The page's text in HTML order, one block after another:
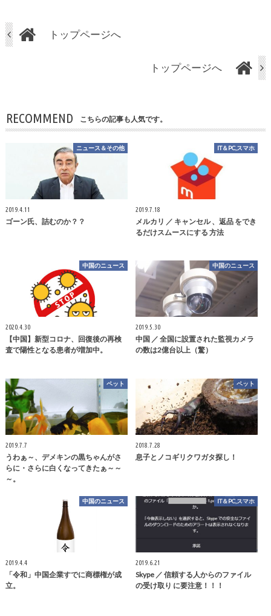
トップページへ
トップページへ
RECOMMEND こちらの記事も人気です。
ニュース＆その他
2019.4.11
ゴーン氏、詰むのか？？
IT＆PC,スマホ
2019.7.18
メルカリ ／ キャンセル 、返品 をでき
るだけスムースにする 方法
中国のニュース
2020.4.30
【中国】新型コロナ、回復後の再検
査で陽性となる患者が増加中。
中国のニュース
2019.5.30
中国 ／ 全国に設置された監視カメラ
の数は2億台以上（驚）
ペット
2019.7.7
うわぁ～、デメキンの黒ちゃんがさ
らに・さらに白くなってきたぁ～～
～。
ペット
2018.7.28
息子とノコギリクワガタ探し！
中国のニュース
2019.4.4
「令和」中国企業すでに商標権が成
立。
IT＆PC,スマホ
2019.6.21
Skype ／ 信頼する人からのファイル
の受け取り に要注意！！！